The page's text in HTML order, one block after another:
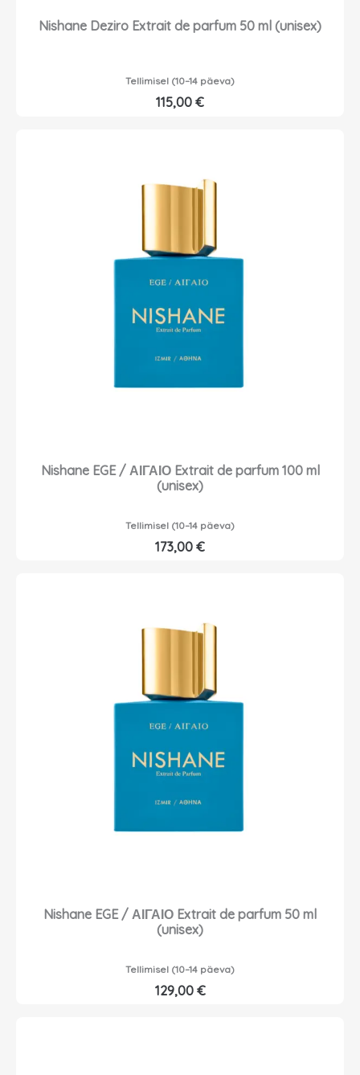
Nishane Deziro Extrait de parfum 50 ml (unisex)
Tellimisel (10–14 päeva)
115,00 €
Nishane EGE / ΑΙΓΑΙΟ Extrait de parfum 100 ml
(unisex)
Tellimisel (10–14 päeva)
173,00 €
Nishane EGE / ΑΙΓΑΙΟ Extrait de parfum 50 ml
(unisex)
Tellimisel (10–14 päeva)
129,00 €